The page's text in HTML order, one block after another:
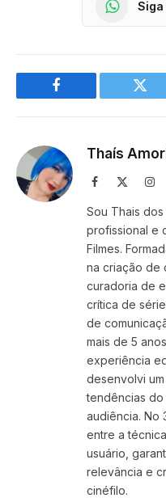
Siga
Facebook
Thaís
Facebook
Sou Thais
profissional e
Filmes.
na criação de
curadoria de
crítica de
de
mais de 5
experiência
desenvolvi
tendências do
audiência. No
entre a
usuário,
relevância e
cinéfilo.